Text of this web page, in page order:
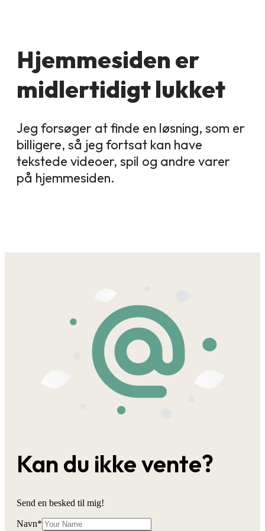
Hjemmesiden er
midlertidigt lukket
Jeg forsøger at finde en løsning, som er
billigere, så jeg fortsat kan have
tekstede videoer, spil og andre varer
på hjemmesiden.
Kan du ikke vente?
Send en besked til mig!
Navn*